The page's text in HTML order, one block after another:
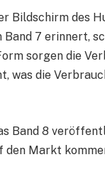
Bildschirm des
7 erinnert,
sorgen die
was die
Band 8
den Markt